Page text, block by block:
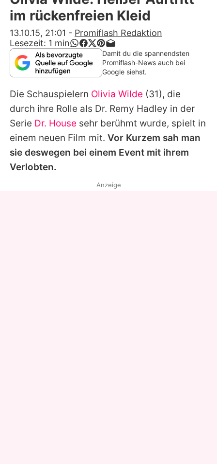
Alle Themen auf Promiflash
App runterladen
Team
Redaktionelle Richtlinien
Impressum
Nutzungsbedingungen
im rückenfreien Kleid
13.10.15, 21:01 - Promiflash Redaktion
Lesezeit: 1 min
Damit du die spannendsten
Promiflash-News auch bei
Google siehst.
Die Schauspielern Olivia Wilde (31), die
durch ihre Rolle als Dr. Remy Hadley in der
Serie Dr. House sehr berühmt wurde, spielt in
einem neuen Film mit. Vor Kurzem sah man
sie deswegen bei einem Event mit ihrem
Verlobten.
Anzeige